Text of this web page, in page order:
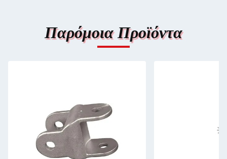
Παρόμοια Προϊόντα